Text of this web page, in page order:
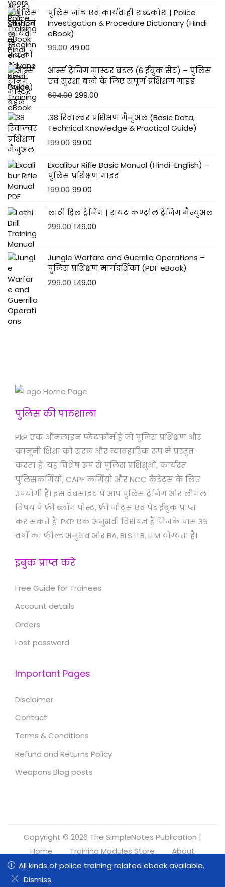
All kinds of police training related ebook available.
Dismiss
पुलिस जांच एवं कार्यवाही शब्दकोश | Police
Investigation & Procedure Dictionary (Hindi
eBook)
99.00 49.00
आर्म्स ट्रेनिंग मास्टर बंडल (6 ईबुक सेट) – पुलिस
एवं सुरक्षा बलों के लिए संपूर्ण प्रशिक्षण गाइड
694.00 299.00
.38 रिवाल्वर प्रशिक्षण मैनुअल (Basic Data,
Technical Knowledge & Practical Guide)
199.00 99.00
Excalibur Rifle Basic Manual (Hindi-English) –
पुलिस प्रशिक्षण गाइड
199.00 99.00
लाठी ड्रिल ट्रेनिंग | रायट कण्ट्रोल ट्रेनिंग मैन्युअल
299.00 149.00
Jungle Warfare and Guerrilla Operations –
पुलिस प्रशिक्षण मार्गदर्शिका (PDF eBook)
299.00 149.00
Shop
0
पुलिस की पाठशाला
PkP एक ऑनलाइन प्लेटफॉर्म है जो पुलिस प्रशिक्षण और
कानूनी शिक्षा को सरल और व्यावहारिक रूप में प्रस्तुत
करता है। यह विशेष रूप से पुलिस प्रशिक्षुओं, कार्यरत
पुलिसकर्मियों, CAPF कर्मियों और NCC कैडेट्स के लिए
उपयोगी है। इस वेबसाइट पे आप पुलिस ट्रेनिंग और लीगल
विषय पे फ्री ब्लॉग पोस्ट, फ्री नोट्स एवं पेड ईबुक प्राप्त
कर सकते हैं। PKP एक अनुभवी विशेषज्ञ हैं जिनके पास 35
वर्षों का फील्ड अनुभव और BA, BLS LLB, LLM योग्यता है।
इबुक प्राप्त करे
Free Guide for Trainees
Account details
Orders
Lost password
Important Pages
Disclaimer
Contact
Terms & Conditions
Refund and Returns Policy
Weapons Blog posts
Copyright © 2026 The SimpleNotes Publication |
Home
Training Modules Store
About
Refund and Returns Policy
All kinds of police training related ebook available.
Dismiss